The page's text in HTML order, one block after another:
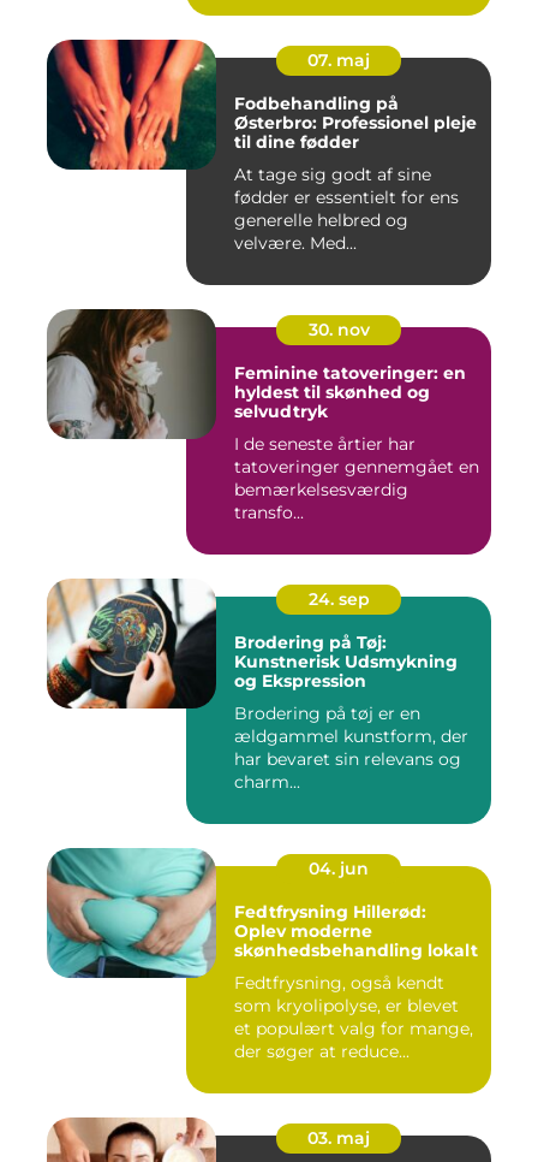
07. maj
Fodbehandling på
Østerbro: Professionel pleje
til dine fødder
At tage sig godt af sine
fødder er essentielt for ens
generelle helbred og
velvære. Med...
30. nov
Feminine tatoveringer: en
hyldest til skønhed og
selvudtryk
I de seneste årtier har
tatoveringer gennemgået en
bemærkelsesværdig
transfo...
24. sep
Brodering på Tøj:
Kunstnerisk Udsmykning
og Ekspression
Brodering på tøj er en
ældgammel kunstform, der
har bevaret sin relevans og
charm...
04. jun
Fedtfrysning Hillerød:
Oplev moderne
skønhedsbehandling lokalt
Fedtfrysning, også kendt
som kryolipolyse, er blevet
et populært valg for mange,
der søger at reduce...
03. maj